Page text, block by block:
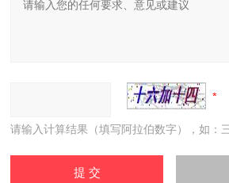
请输入计算结果（填写阿拉伯数字），如：